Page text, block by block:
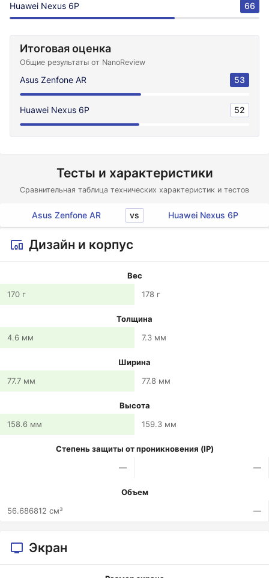
Huawei Nexus 6P 66
Итоговая оценка
Общие результаты от NanoReview
Asus Zenfone AR 53
Huawei Nexus 6P 52
Тесты и характеристики
Сравнительная таблица технических характеристик и тестов
Asus Zenfone AR vs Huawei Nexus 6P
Дизайн и корпус
Вес
170 г
178 г
Толщина
4.6 мм
7.3 мм
Ширина
77.7 мм
77.8 мм
Высота
158.6 мм
159.3 мм
Степень защиты от проникновения (IP)
—
—
Объем
56.686812 см³
—
Экран